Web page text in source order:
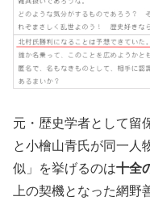
元・歴史学者として留
と小檜山青氏が同一人
似」を挙げるのは十全
上の契機となった網野